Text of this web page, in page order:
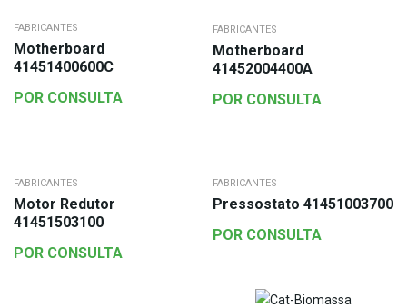
FABRICANTES
Motherboard
41451400600C
POR CONSULTA
FABRICANTES
Motherboard
41452004400A
POR CONSULTA
FABRICANTES
Motor Redutor
41451503100
POR CONSULTA
FABRICANTES
Pressostato 41451003700
POR CONSULTA